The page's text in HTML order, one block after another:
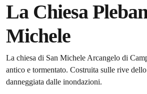
La Chiesa
Michele
La chiesa di San Michele Arcangelo di
antico e tormentato. Costruita sulle rive
danneggiata dalle inondazioni.